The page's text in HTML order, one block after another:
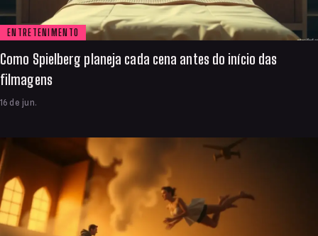
ENTRETENIMENTO
Como Spielberg planeja cada cena antes do início das
filmagens
16 de jun.